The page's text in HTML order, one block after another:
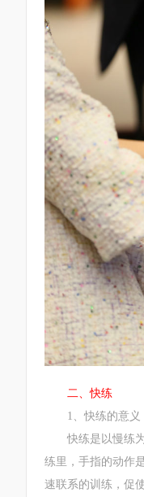
二、快练
1、快练的意义
快练是以慢练为
练里，手指的动作
速联系的训练，促